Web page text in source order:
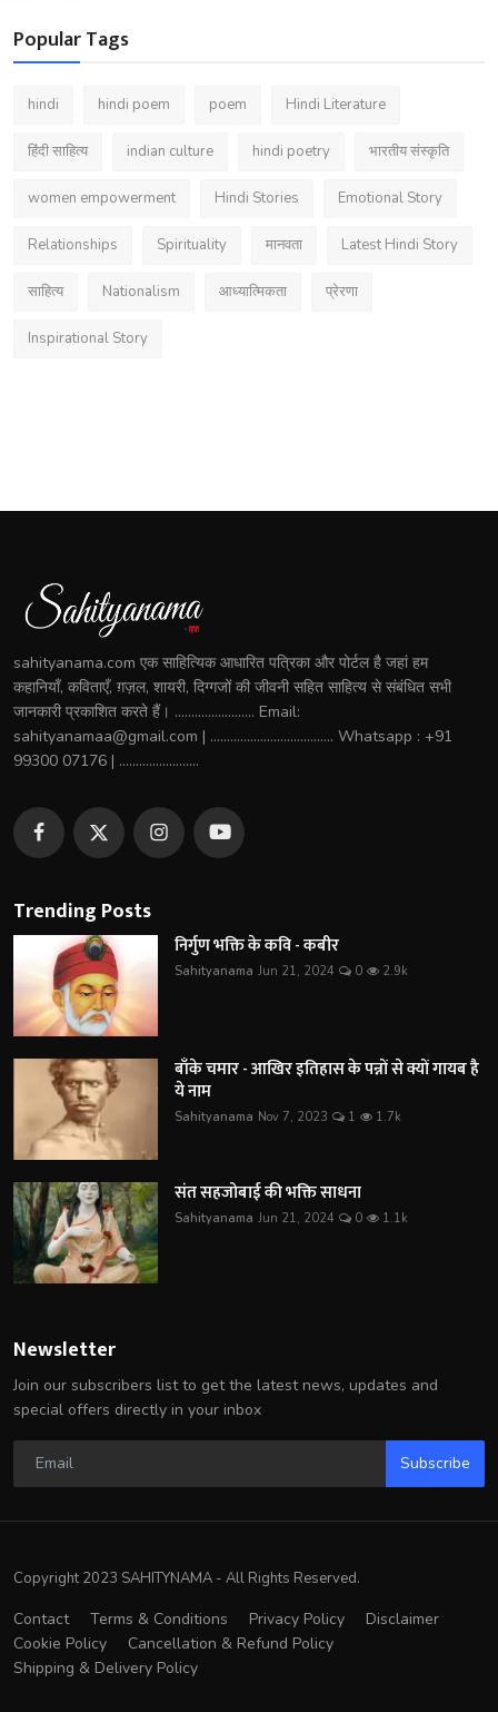
Popular Tags
hindi hindi poem poem Hindi Literature
हिंदी साहित्य indian culture hindi poetry भारतीय संस्कृति
women empowerment Hindi Stories Emotional Story
Relationships Spirituality मानवता Latest Hindi Story
साहित्य Nationalism आध्यात्मिकता प्रेरणा
Inspirational Story
sahityanama.com एक साहित्यिक आधारित पत्रिका और पोर्टल है जहां हम
कहानियाँ, कविताएँ, ग़ज़ल, शायरी, दिग्गजों की जीवनी सहित साहित्य से संबंधित सभी
जानकारी प्रकाशित करते हैं। ........................ Email:
sahityanamaa@gmail.com | ..................................... Whatsapp : +91
99300 07176 | ........................
Trending Posts
निर्गुण भक्ति के कवि - कबीर
Sahityanama Jun 21, 2024 0 2.9k
बाँके चमार - आखिर इतिहास के पन्नों से क्यों गायब है
ये नाम
Sahityanama Nov 7, 2023 1 1.7k
संत सहजोबाई की भक्ति साधना
Sahityanama Jun 21, 2024 0 1.1k
Newsletter
Join our subscribers list to get the latest news, updates and
special offers directly in your inbox
Subscribe
Copyright 2023 SAHITYNAMA - All Rights Reserved.
Contact Terms & Conditions Privacy Policy
Disclaimer
Cookie Policy
Cancellation & Refund Policy
Shipping & Delivery Policy